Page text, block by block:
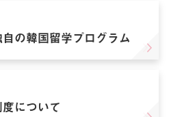
の韓国留学プログラム
について